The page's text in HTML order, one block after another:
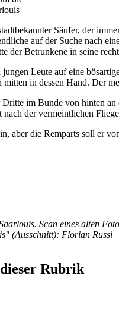
Säufer, der
auf der Suche nach
der Betrunkene in seine
Leute auf eine
mitten in dessen Hand. Der
im Bunde von hinten
der vermeintlichen
aber die Remparts soll er
Scan eines alten
(Ausschnitt): Florian Russi
Rubrik